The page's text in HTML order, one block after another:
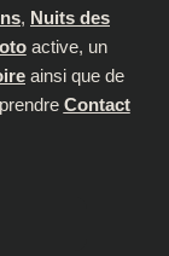
, Nuits des
active, un
ainsi que de
Contact